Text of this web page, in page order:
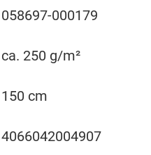
058697-000179
ca. 250 g/m²
150 cm
4066042004907